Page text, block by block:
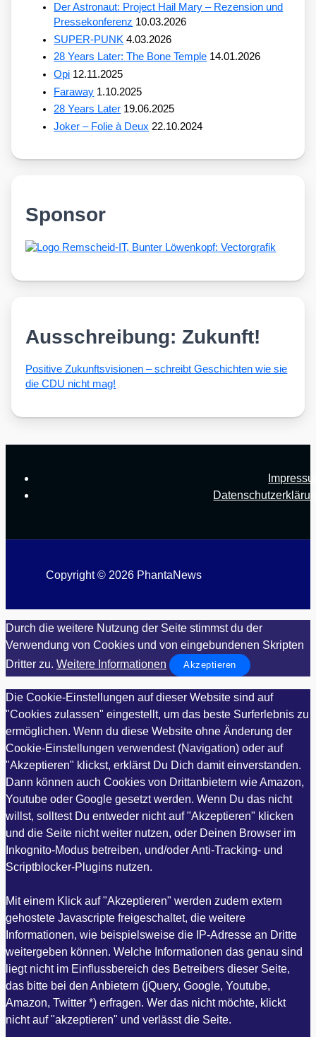
Der Astronaut: Project Hail Mary – Rezension und
Pressekonferenz 10.03.2026
SUPER-PUNK 4.03.2026
28 Years Later: The Bone Temple 14.01.2026
Opi 12.11.2025
Faraway 1.10.2025
28 Years Later 19.06.2025
Joker – Folie à Deux 22.10.2024
Sponsor
Ausschreibung: Zukunft!
Posi­ti­ve Zukunfts­vi­sio­nen – schreibt Geschich­ten wie sie
die CDU nicht mag!
Copyright © 2026 PhantaNews
Durch die weitere Nutzung der Seite stimmst du der
Verwendung von Cookies und von eingebundenen Skripten
Dritter zu. Weitere Informationen Akzeptieren
Die Cookie-Einstellungen auf dieser Website sind auf
"Cookies zulassen" eingestellt, um das beste Surferlebnis zu
ermöglichen. Wenn du diese Website ohne Änderung der
Cookie-Einstellungen verwendest (Navigation) oder auf
"Akzeptieren" klickst, erklärst Du Dich damit einverstanden.
Dann können auch Cookies von Drittanbietern wie Amazon,
Youtube oder Google gesetzt werden. Wenn Du das nicht
willst, solltest Du entweder nicht auf "Akzeptieren" klicken
und die Seite nicht weiter nutzen, oder Deinen Browser im
Inkognito-Modus betreiben, und/oder Anti-Tracking- und
Scriptblocker-Plugins nutzen.
Mit einem Klick auf "Akzeptieren" werden zudem extern
gehostete Javascripte freigeschaltet, die weitere
Informationen, wie beispielsweise die IP-Adresse an Dritte
weitergeben können. Welche Informationen das genau sind
liegt nicht im Einflussbereich des Betreibers dieser Seite,
das bitte bei den Anbietern (jQuery, Google, Youtube,
Amazon, Twitter *) erfragen. Wer das nicht möchte, klickt
nicht auf "akzeptieren" und verlässt die Seite.